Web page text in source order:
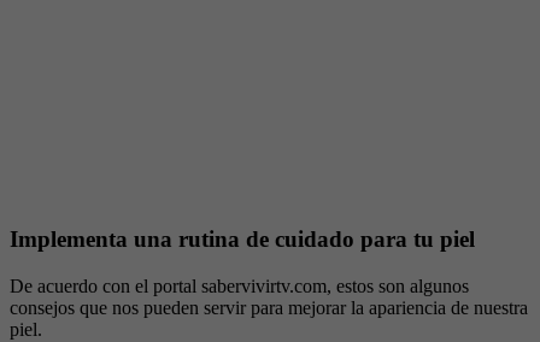
Implementa una rutina de cuidado para tu piel
De acuerdo con el portal sabervivirtv.com, estos son algunos
consejos que nos pueden servir para mejorar la apariencia de nuestra
piel.